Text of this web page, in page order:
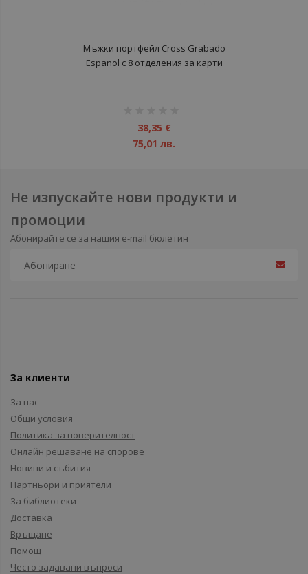
Мъжки портфейл Cross Grabado
Espanol с 8 отделения за карти
38,35 €
75,01 лв.
Не изпускайте нови продукти и
промоции
Абонирайте се за нашия e-mail бюлетин
За клиенти
За нас
Общи условия
Политика за поверителност
Онлайн решаване на спорове
Новини и събития
Партньори и приятели
За библиотеки
Доставка
Връщане
Помощ
Често задавани въпроси